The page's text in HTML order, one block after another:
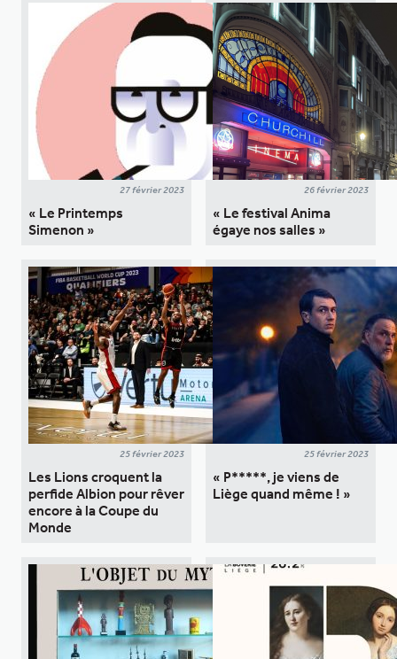
27 février 2023
« Le Printemps
Simenon »
26 février 2023
« Le festival Anima
égaye nos salles »
25 février 2023
Les Lions croquent la
perfide Albion pour rêver
encore à la Coupe du
Monde
25 février 2023
« P*****, je viens de
Liège quand même ! »